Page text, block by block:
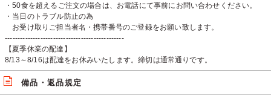
・50食を超えるご注文の場合は、お電話にて事前にお問い合わせください。
・当日のトラブル防止の為
お受け取りご担当者名・携帯番号のご登録をお願い致します。
-----------------------------------------------
【夏季休業の配達】
8/13～8/16は配達をお休みいたします。締切は通常通りです。
備品・返品規定